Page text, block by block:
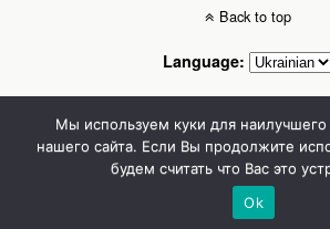
Back to top
Language:
Mobile
Стоматолог Сумы, стоматологические клиники
Сумах. | Частная стоматология
Мы используем куки для наилучшего
нашего сайта. Если Вы продолжите
будем считать что Вас это
Ok